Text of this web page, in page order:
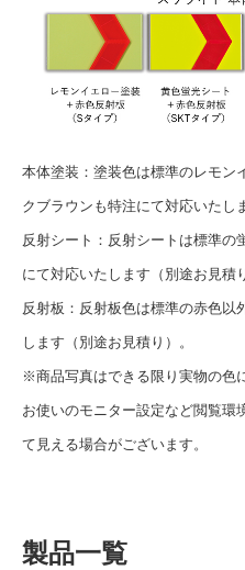
本体塗装：塗装色は標準のレモン
クブラウンも特注にて対応いたし
反射シート：反射シートは標準の
にて対応いたします（別途お見積
反射板：反射板色は標準の赤色以
します（別途お見積り）。
※商品写真はできる限り実物の色
お使いのモニター設定など閲覧環
て見える場合がございます。
製品一覧